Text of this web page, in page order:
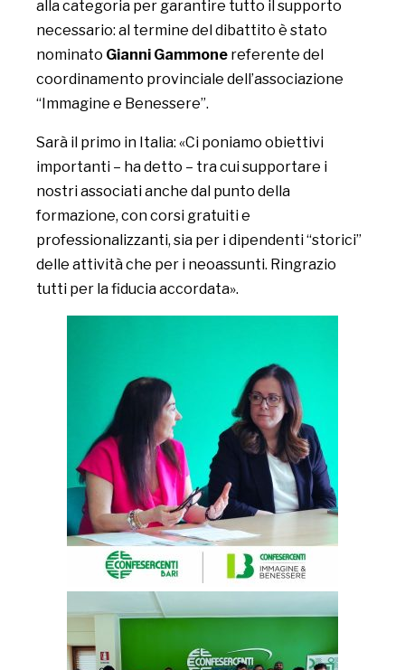
alla categoria per garantire tutto il supporto
necessario: al termine del dibattito è stato
nominato Gianni Gammone referente del
coordinamento provinciale dell’associazione
“Immagine e Benessere”.
Sarà il primo in Italia: «Ci poniamo obiettivi
importanti – ha detto – tra cui supportare i
nostri associati anche dal punto della
formazione, con corsi gratuiti e
professionalizzanti, sia per i dipendenti “storici”
delle attività che per i neoassunti. Ringrazio
tutti per la fiducia accordata».